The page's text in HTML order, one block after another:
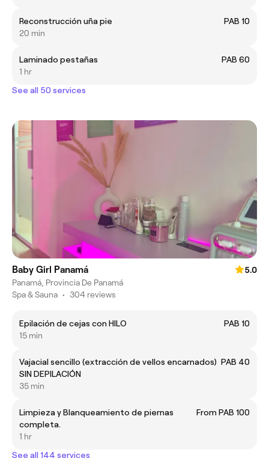
Reconstrucción uña pie
PAB 10
20 min
Laminado pestañas
PAB 60
1 hr
See all 50 services
Baby Girl Panamá
5.0
Panamá, Provincia De Panamá
Spa & Sauna • 304 reviews
Epilación de cejas con HILO
PAB 10
15 min
Vajacial sencillo (extracción de vellos encarnados)
SIN DEPILACIÓN
PAB 40
35 min
Limpieza y Blanqueamiento de piernas
completa.
From PAB 100
1 hr
See all 144 services